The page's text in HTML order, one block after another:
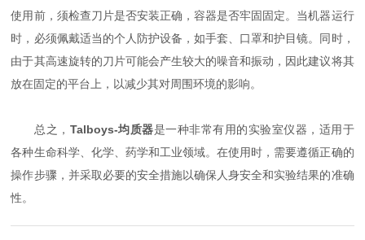
使用前，须检查刀片是否安装正确，容器是否牢固固定。当机器运行
时，必须佩戴适当的个人防护设备，如手套、口罩和护目镜。同时，
由于其高速旋转的刀片可能会产生较大的噪音和振动，因此建议将其
放在固定的平台上，以减少其对周围环境的影响。
总之， Talboys-均质器是一种非常有用的实验室仪器，适用于
各种生命科学、化学、药学和工业领域。在使用时，需要遵循正确的
操作步骤，并采取必要的安全措施以确保人身安全和实验结果的准确
性。